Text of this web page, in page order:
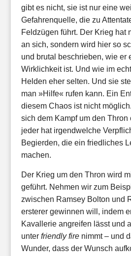
gibt es nicht, sie ist nur eine
Gefahrenquelle, die zu
Feldzügen führt. Der Krieg hat
an sich, sondern wird hier so
und brutal beschrieben, wie er
Wirklichkeit ist. Und wie im
Helden eher selten. Und sie
man »Hilfe« rufen kann. Ein
diesem Chaos ist nicht
sich dem Kampf um den Thron
jeder hat irgendwelche
Begierden, die ein friedliches
machen.
Der Krieg um den Thron wird
geführt. Nehmen wir zum
zwischen Ramsey Bolton und
ersterer gewinnen will, indem
Kavallerie angreifen lässt und
unter friendly firenimmt – und
Wunder, dass der Wunsch